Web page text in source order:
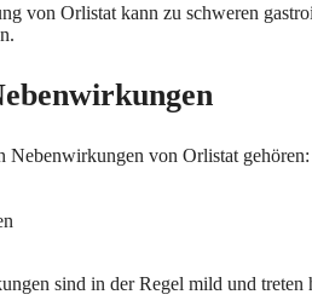
von Orlistat kann zu schweren
Nebenwirkungen von Orlistat gehören:
sind in der Regel mild und